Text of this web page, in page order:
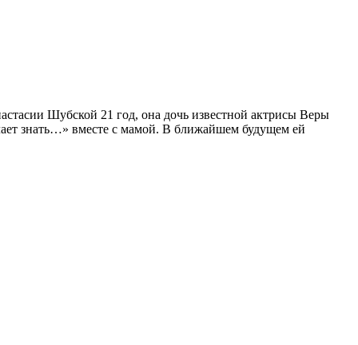
Шубской 21 год, она дочь известной актрисы Веры
знать…» вместе с мамой. В ближайшем будущем ей